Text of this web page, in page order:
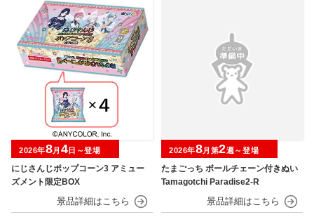
にじさんじポップコーン3 アミュー
ズメント限定BOX
2026年8月 4日～登場
たまごっち ボールチェーン付きぬい
Tamagotchi Paradise2-R
2026年8月第2週～登場